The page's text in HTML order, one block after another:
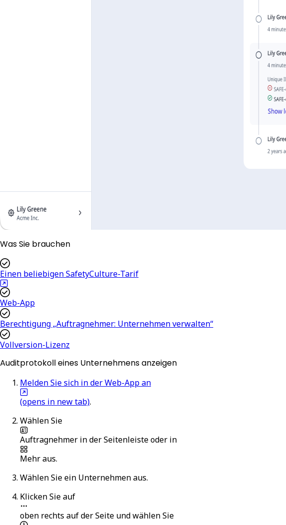
Was Sie brauchen
Einen beliebigen SafetyCulture-Tarif
Web-App
Berechtigung „Auftragnehmer: Unternehmen verwalten“
Vollversion-Lizenz
Auditprotokoll eines Unternehmens anzeigen
Melden Sie sich in der Web-App an
(opens in new tab).
Wählen Sie
Auftragnehmer in der Seitenleiste oder in
Mehraus.
Wählen Sie ein Unternehmen aus.
Klicken Sie auf
oben rechts auf der Seite und wählen Sie